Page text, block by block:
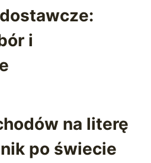
i
na literę
po świecie